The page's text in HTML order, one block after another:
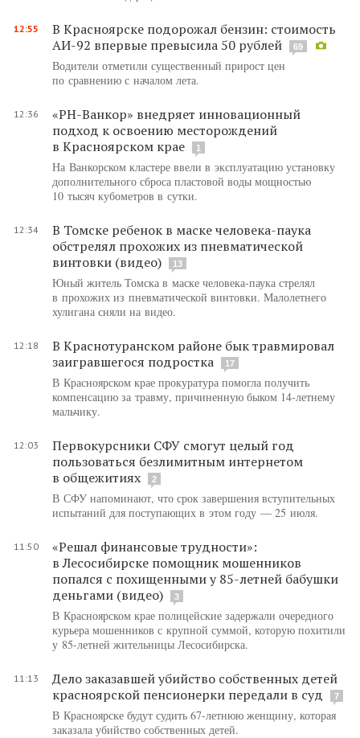
12:55
В Красноярске подорожал бензин: стоимость
АИ-92 впервые превысила 50 рублей
69
Водители отметили существенный прирост цен
по сравнению с началом лета.
12:36
«РН-Ванкор» внедряет инновационный
подход к освоению месторождений
в Красноярском крае
1
На Ванкорском кластере ввели в эксплуатацию установку
дополнительного сброса пластовой воды мощностью
10 тысяч кубометров в сутки.
12:34
В Томске ребенок в маске человека-паука
обстрелял прохожих из пневматической
винтовки (видео)
13
Юный житель Томска в маске человека-паука стрелял
в прохожих из пневматической винтовки. Малолетнего
хулигана сняли на видео.
12:18
В Краснотуранском районе бык травмировал
заигравшегося подростка
17
В Красноярском крае прокуратура помогла получить
компенсацию за травму, причиненную быком 14-летнему
мальчику.
12:03
Первокурсники СФУ смогут целый год
пользоваться безлимитным интернетом
в общежитиях
2
В СФУ напоминают, что срок завершения вступительных
испытаний для поступающих в этом году — 25 июля.
11:50
«Решал финансовые трудности»:
в Лесосибирске помощник мошенников
попался с похищенными у 85-летней бабушки
деньгами (видео)
3
В Красноярском крае полицейские задержали очередного
курьера мошенников с крупной суммой, которую похитили
у 85-летней жительницы Лесосибирска.
11:13
Дело заказавшей убийство собственных детей
красноярской пенсионерки передали в суд
7
В Красноярске будут судить 67-летнюю женщину, которая
заказала убийство собственных детей.